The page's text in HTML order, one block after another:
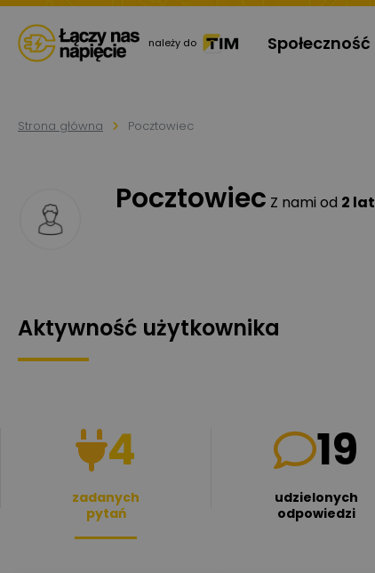
należy do Społeczność
Strona główna Pocztowiec
Pocztowiec Z nami od 2 lat
Aktywność użytkownika
4
zadanych
pytań
19
udzielonych
odpowiedzi